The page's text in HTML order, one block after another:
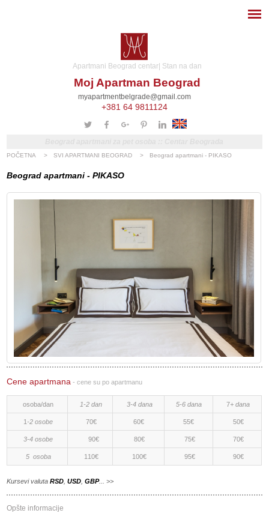
Apartmani Beograd centar| Stan na dan
Moj Apartman Beograd
myapartmentbelgrade@gmail.com
+381 64 9811124
POČETNA > SVI APARTMANI BEOGRAD > Beograd apartmani - PIKASO
Beograd apartmani - PIKASO
Cene apartmana -cene su po apartmanu
osoba/dan 1-2 dan 3-4 dana 5-6 dana 7+ dana
1-2 osobe 70€ 60€ 55€ 50€
3-4 osobe 90€ 80€ 75€ 70€
5 osoba 110€ 100€ 95€ 90€
Kursevi valutaRSD ,USD ,GBP... >>
Opšte informacije